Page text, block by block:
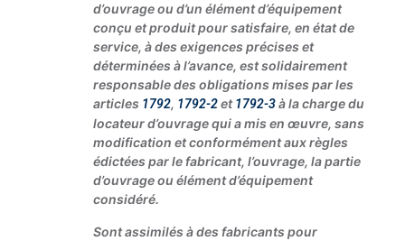
d’ouvrage ou d’un élément d’équipement
conçu et produit pour satisfaire, en état de
service, à des exigences précises et
déterminées à l’avance, est solidairement
responsable des obligations mises par les
articles 1792, 1792-2et1792-3à la charge du
locateur d’ouvrage qui a mis en œuvre, sans
modification et conformément aux règles
édictées par le fabricant, l’ouvrage, la partie
d’ouvrage ou élément d’équipement
considéré.
Sont assimilés à des fabricants pour